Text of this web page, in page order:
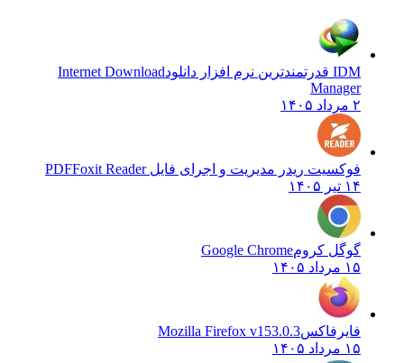
IDM قدرتمندترین نرم افزار دانلود
Internet Download
Manager
۲ مرداد ۱۴۰۵
فوکسیت ریدر مدیریت و اجرای فایل PDFFoxit Reader
۱۴ تیر ۱۴۰۵
گوگل کرومGoogle Chrome
۱۵ مرداد ۱۴۰۵
فایرفاکسMozilla Firefox v153.0.3
۱۵ مرداد ۱۴۰۵